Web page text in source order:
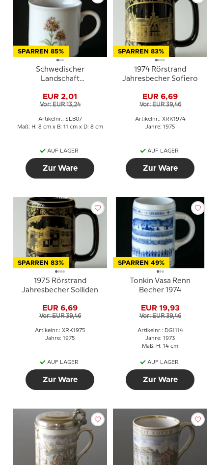
SPARREN 85%
Schwedischer
Landschaft
Gymnadenia Nigra
EUR 2,01
Vor: EUR 13,24
Artikelnr.: SLB07
Maß: H: 8 cm x B: 11 cm x D: 8 cm
AUF LAGER
Zur Ware
SPARREN 83%
1974 Rörstrand
Jahresbecher Sofiero
EUR 6,69
Vor: EUR 39,46
Artikelnr.: XRK1974
Jahre: 1975
AUF LAGER
Zur Ware
SPARREN 83%
1975 Rörstrand
Jahresbecher Solliden
EUR 6,69
Vor: EUR 39,46
Artikelnr.: XRK1975
Jahre: 1975
AUF LAGER
Zur Ware
SPARREN 49%
Tonkin Vasa Renn
Becher 1974
EUR 19,93
Vor: EUR 39,46
Artikelnr.: DG1114
Jahre: 1973
Maß: H: 14 cm
AUF LAGER
Zur Ware